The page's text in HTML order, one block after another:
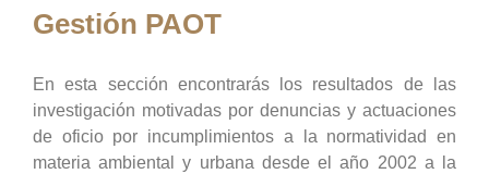
Gestión PAOT
En esta sección encontrarás los resultados de las
investigación motivadas por denuncias y actuaciones
de oficio por incumplimientos a la normatividad en
materia ambiental y urbana desde el año 2002 a la